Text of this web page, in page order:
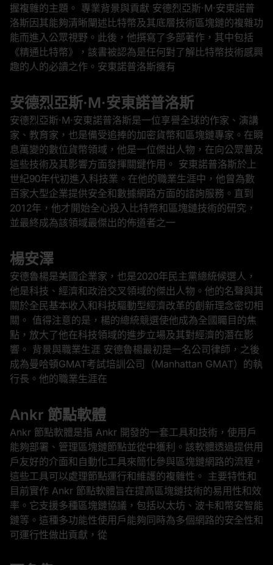
握複雜的主題。 專業背景與貢獻 安德烈亞斯·M·安東諾普
洛斯因其能夠清晰闡述比特幣及其底層技術區塊鏈的複雜功
能而進入公眾視野。此後，他撰寫了多部著作，其中包括
《精通比特幣》，該書被認為是任何對了解比特幣技術感興
趣的人的必讀之作。安東諾普洛斯擁有
安德烈亞斯·M·安東諾普洛斯
安德烈亞斯·M·安東諾普洛斯是一位享譽全球的作家、演講
家、教育家，也是備受追捧的加密貨幣和區塊鏈專家。在瞬
息萬變的數位貨幣領域，他是一位傑出人物，在向公眾普及
這些技術及其影響方面發揮關鍵作用。 安東諾普洛斯於上
世紀90年代初進入科技業。在他的職業生涯中，他曾為數
百家大型企業提供安全和數據網路方面的諮詢服務。直到
2012年，他才開始全心投入比特幣和區塊鏈技術的研究，
並最終成為該領域最傑出的佈道者之一
楊安澤
安德魯楊是美國企業家，也是2020年民主黨總統候選人，
他是科技、經濟和政治交叉領域的傑出人物。他的名聲與其
關於全民基本收入和科技驅動型經濟改革的創新理念密切相
關。 值得注意的是，楊的總統競選使他成為全國矚目的焦
點，放大了他在科技領域的進步立場及其對經濟的潛在影
響。 背景與職業生涯 安德魯楊最初是一名公司律師，之後
成為曼哈頓GMAT考試培訓公司（Manhattan GMAT）的執
行長。他的職業生涯在
Ankr 節點軟體
Ankr 節點軟體是指 Ankr 開發的一套工具和技術，使用戶
能夠部署、管理區塊鏈節點並從中獲利。該軟體透過提供用
戶友好的介面和自動化工具來簡化參與區塊鏈網路的流程，
這些工具可以處理節點運行和維護的複雜性。 主要特性和
目前實作 Ankr 節點軟體旨在提高區塊鏈技術的易用性和效
率。它支援多種區塊鏈協議，包括以太坊、波卡和幣安智能
鏈等。這種多功能性使用戶能夠同時為多個網路的安全性和
可運行性做出貢獻，從